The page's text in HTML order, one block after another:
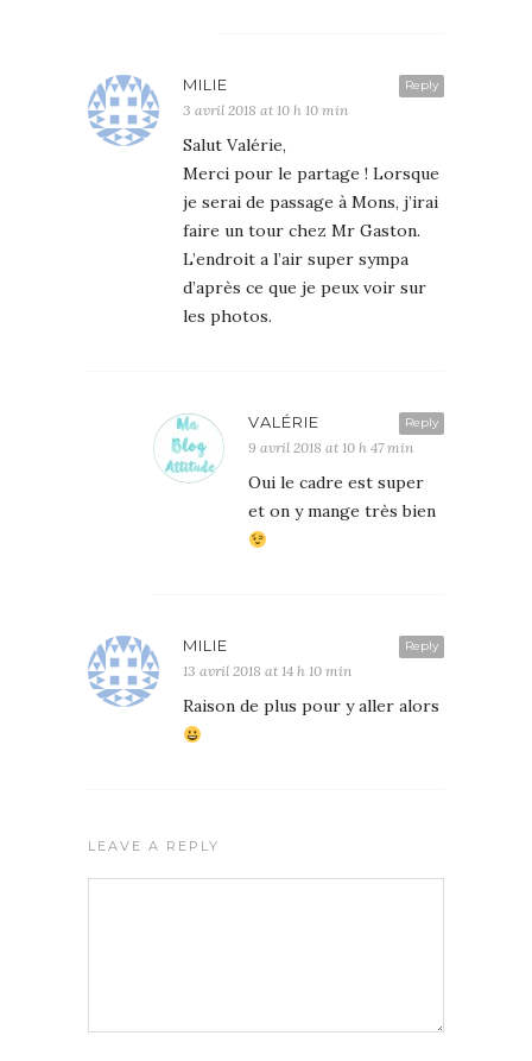
Reply
MILIE
3 avril 2018 at 10 h 10 min
Salut Valérie,
Merci pour le partage ! Lorsque
je serai de passage à Mons, j’irai
faire un tour chez Mr Gaston.
L’endroit a l’air super sympa
d’après ce que je peux voir sur
les photos.
Reply
VALÉRIE
9 avril 2018 at 10 h 47 min
Oui le cadre est super
et on y mange très bien
Reply
MILIE
13 avril 2018 at 14 h 10 min
Raison de plus pour y aller alors
LEAVE A REPLY